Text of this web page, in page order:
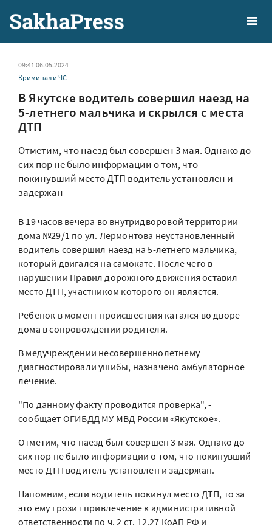
09:41 06.05.2024
Криминал и ЧС
В Якутске водитель совершил наезд на
5-летнего мальчика и скрылся с места
ДТП
Отметим, что наезд был совершен 3 мая. Однако до
сих пор не было информации о том, что
покинувший место ДТП водитель установлен и
задержан
В 19 часов вечера во внутридворовой территории
дома №29/1 по ул. Лермонтова неустановленный
водитель совершил наезд на 5-летнего мальчика,
который двигался на самокате. После чего в
нарушении Правил дорожного движения оставил
место ДТП, участником которого он является.
Ребенок в момент происшествия катался во дворе
дома в сопровождении родителя.
В медучреждении несовершеннолетнему
диагностировали ушибы, назначено амбулаторное
лечение.
"По данному факту проводится проверка", -
сообщает ОГИБДД МУ МВД России «Якутское».
Отметим, что наезд был совершен 3 мая. Однако до
сих пор не было информации о том, что покинувший
место ДТП водитель установлен и задержан.
Напомним, если водитель покинул место ДТП, то за
это ему грозит привлечение к административной
ответственности по ч. 2 ст. 12.27 КоАП РФ и